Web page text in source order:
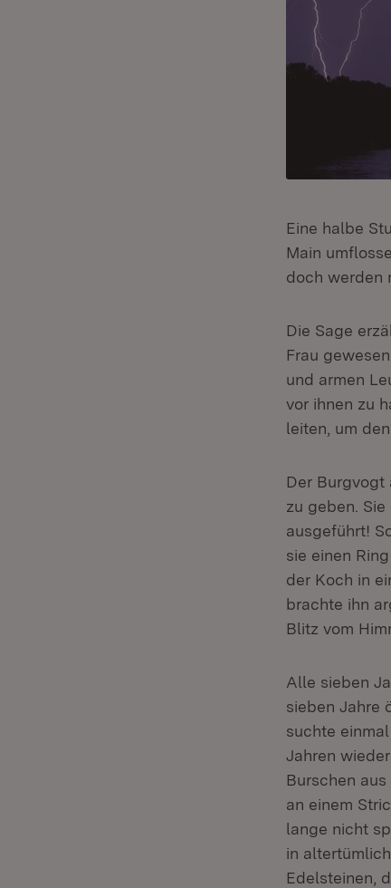
Eine halbe
Main
doch werden
Die Sage
Frau
und armen
vor ihnen zu
leiten, um
Der Burgvogt
zu geben.
ausgeführt!
sie einen
der Koch in
brachte ihn
Blitz vom
Alle sieben
sieben Jahre
suchte
Jahren
Burschen
an einem
lange nicht
in
Edelsteinen,